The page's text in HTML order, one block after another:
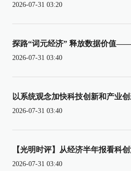
2026-07-31 03:20
探路“词元经济” 释放数据价值
2026-07-31 03:40
以系统观念加快科技创新和产业
2026-07-31 03:40
【光明时评】从经济半年报看科
2026-07-31 03:40